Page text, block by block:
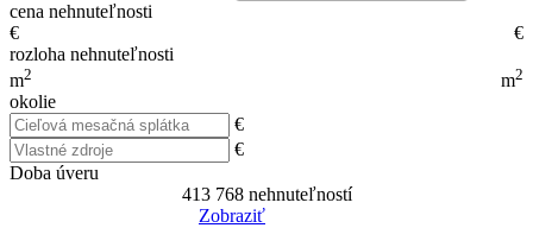
cena nehnuteľnosti
€
€
rozloha nehnuteľnosti
m2 m2
okolie
€
€
Doba úveru
413 768nehnuteľností
Zobraziť